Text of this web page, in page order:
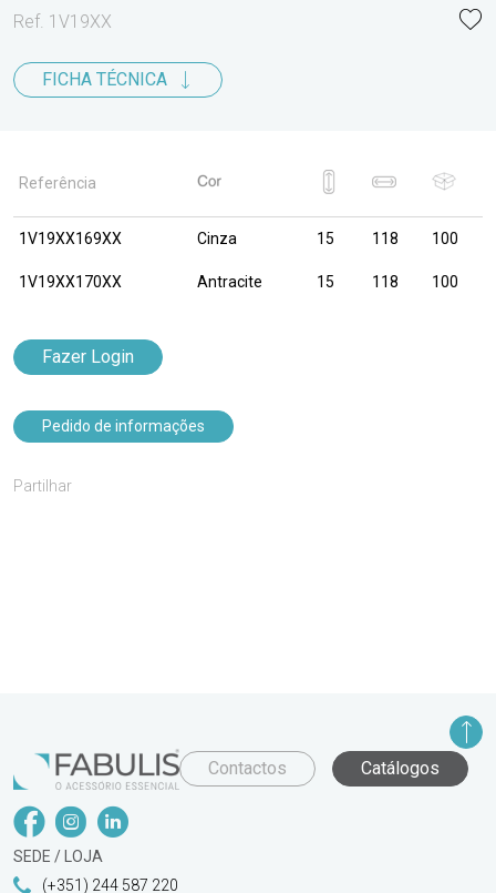
Ref. 1V19XX
FICHA TÉCNICA
Referência
1V19XX169XX Cinza 15 118 100
1V19XX170XX Antracite 15 118 100
Fazer Login
Pedido de informações
Partilhar
Contactos Catálogos
SEDE / LOJA
(+351) 244 587 220